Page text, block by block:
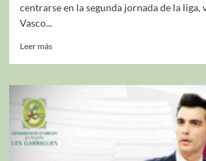
centrarse en la segunda jornada de la liga,
Vasco...
Leer más